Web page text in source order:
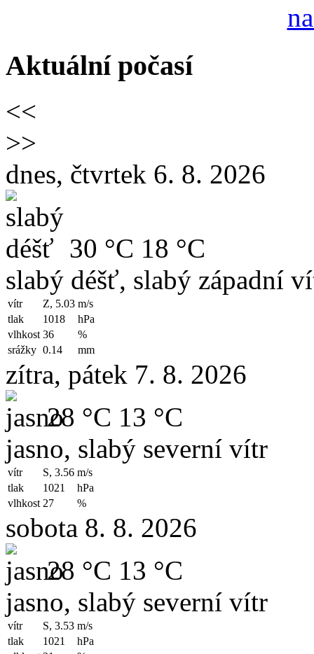
Aktuální počasí
<<
>>
dnes, čtvrtek 6. 8. 2026
30 °C 18 °C
slabý déšť, slabý západní
vítr Z, 5.03 m/s
tlak
1018
hPa
vlhkost 36
%
srážky 0.14 mm
zítra, pátek 7. 8. 2026
28 °C 13 °C
jasno, slabý severní vítr
vítr S, 3.56 m/s
tlak
1021
hPa
vlhkost 27 %
sobota 8. 8. 2026
28 °C 13 °C
jasno, slabý severní vítr
vítr S, 3.53 m/s
tlak
1021
hPa